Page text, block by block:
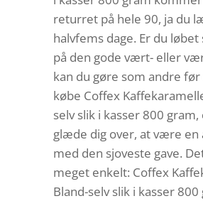
returret på hele 90, ja du
halvfems dage. Er du løbet
på den gode vært- eller
kan du gøre som andre før
købe Coffex
selv slik i kasser 800 gram,
glæde dig over, at være en
med den sjoveste gave.
meget enkelt: Coffex
Bland-selv slik i kasser